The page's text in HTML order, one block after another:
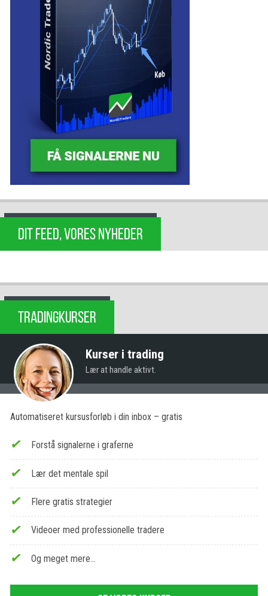
DIT FEED, VORES NYHEDER
TRADINGKURSER
Kurser i trading
Lær at handle aktivt.
Automatiseret kursusforløb i din inbox – gratis
Forstå signalerne i graferne
Lær det mentale spil
Flere gratis strategier
Videoer med professionelle tradere
Og meget mere…